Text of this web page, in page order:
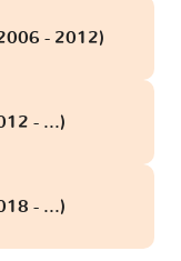
- 2012)
- ...)
- ...)